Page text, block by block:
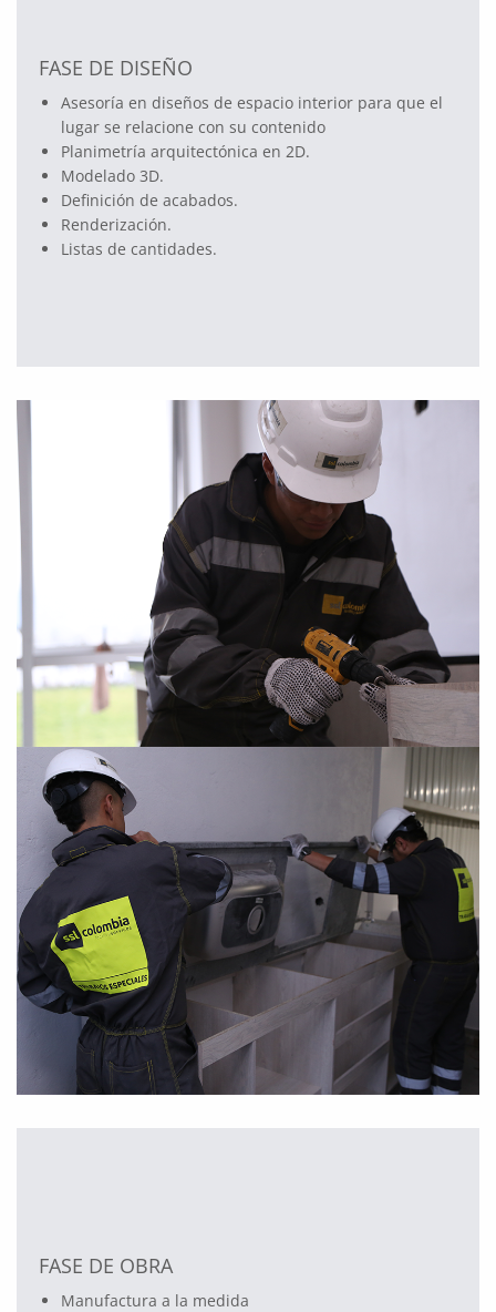
FASE DE DISEÑO
Asesoría en diseños de espacio interior para que el
lugar se relacione con su contenido
Planimetría arquitectónica en 2D.
Modelado 3D.
Definición de acabados.
Renderización.
Listas de cantidades.
FASE DE OBRA
Manufactura a la medida